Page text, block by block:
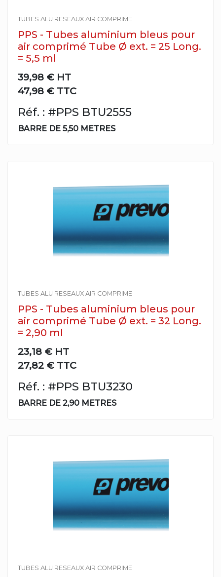
TUBES ALU RESEAUX AIR COMPRIME
PPS - Tubes aluminium bleus pour
air comprimé Tube Ø ext. = 25 Long.
= 5,5 ml
39,98 € HT
47,98 € TTC
Réf. : #PPS BTU2555
BARRE DE 5,50 METRES
TUBES ALU RESEAUX AIR COMPRIME
PPS - Tubes aluminium bleus pour
air comprimé Tube Ø ext. = 32 Long.
= 2,90 ml
23,18 € HT
27,82 € TTC
Réf. : #PPS BTU3230
BARRE DE 2,90 METRES
TUBES ALU RESEAUX AIR COMPRIME